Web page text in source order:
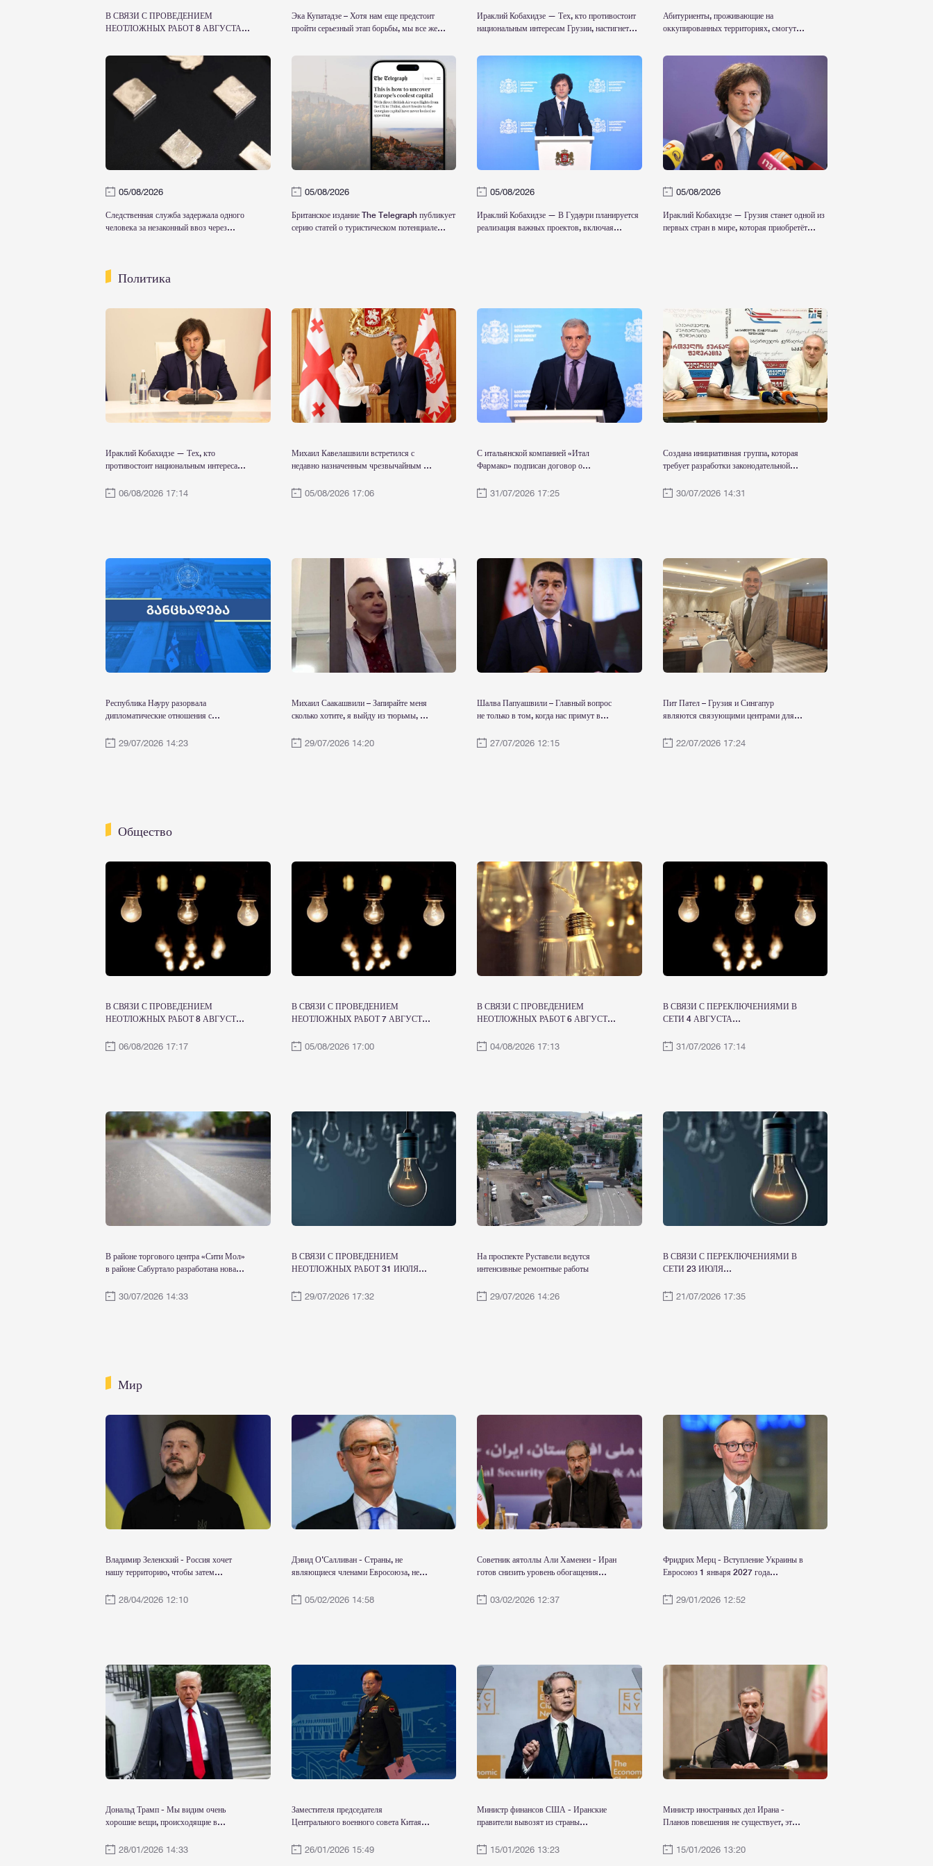
В СВЯЗИ С ПРОВЕДЕНИЕМ
НЕОТЛОЖНЫХ РАБОТ 8 АВГУСТА
ВРЕМЕННО ОГРАНИЧЕНО
Эка Купатадзе – Хотя нам еще предстоит
пройти серьезный этап борьбы, мы все же
восстановлена
Ираклий Кобахидзе — Тех, кто противостоит
национальным интересам Грузии, настигнет
никогда
Абитуриенты, проживающие на
оккупированных территориях, смогут
национальных экзаменов и обучаться за счет
05/08/2026
Следственная служба задержала одного
человека за незаконный ввоз через
05/08/2026
Британское издание The Telegraph публикует
серию статей о туристическом потенциале
05/08/2026
Ираклий Кобахидзе — В Гудаури планируется
реализация важных проектов, включая
05/08/2026
Ираклий Кобахидзе — Грузия станет одной из
первых стран в мире, которая приобретёт
Политика
Ираклий Кобахидзе — Тех, кто
противостоит национальным интересам
государство сильно как никогда
06/08/2026 17:14
Михаил Кавелашвили встретился с
недавно назначенным чрезвычайным и
Соединённых Штатах Мексики
05/08/2026 17:06
С итальянской компанией «Итал
Фармако» подписан договор о
“Дживиностат”, предназначенного для
31/07/2026 17:25
Создана инициативная группа, которая
требует разработки законодательной
героев, грузинского языка,
30/07/2026 14:31
Республика Науру разорвала
дипломатические отношения с
и Абхазией
29/07/2026 14:23
Михаил Саакашвили – Запирайте меня
сколько хотите, я выйду из тюрьмы, как
прямо из тюрьмы, вы создадите
29/07/2026 14:20
Шалва Папуашвили – Главный вопрос
не только в том, когда нас примут в
нам предлагают присоединиться, с
27/07/2026 12:15
Пит Пател – Грузия и Сингапур
являются связующими центрами для
возможность стать региональным
22/07/2026 17:24
Общество
В СВЯЗИ С ПРОВЕДЕНИЕМ
НЕОТЛОЖНЫХ РАБОТ 8 АВГУСТА
ВРЕМЕННО ОГРАНИЧЕНО
06/08/2026 17:17
В СВЯЗИ С ПРОВЕДЕНИЕМ
НЕОТЛОЖНЫХ РАБОТ 7 АВГУСТА
ВРЕМЕННО ОГРАНИЧЕНО
05/08/2026 17:00
В СВЯЗИ С ПРОВЕДЕНИЕМ
НЕОТЛОЖНЫХ РАБОТ 6 АВГУСТА
ВРЕМЕННО ОГРАНИЧЕНО
04/08/2026 17:13
В СВЯЗИ С ПЕРЕКЛЮЧЕНИЯМИ В
СЕТИ 4 АВГУСТА
ВРЕМЕННО ОГРАНИЧЕНО
31/07/2026 17:14
В районе торгового центра «Сити Мол»
в районе Сабуртало разработана новая
30/07/2026 14:33
В СВЯЗИ С ПРОВЕДЕНИЕМ
НЕОТЛОЖНЫХ РАБОТ 31 ИЮЛЯ
ВРЕМЕННО ОГРАНИЧЕНО
29/07/2026 17:32
На проспекте Руставели ведутся
интенсивные ремонтные работы
29/07/2026 14:26
В СВЯЗИ С ПЕРЕКЛЮЧЕНИЯМИ В
СЕТИ 23 ИЮЛЯ
ВРЕМЕННО ОГРАНИЧЕНО
21/07/2026 17:35
Мир
Владимир Зеленский - Россия хочет
нашу территорию, чтобы затем
всегда: часть Молдовы, части Грузии,
28/04/2026 12:10
Дэвид О'Салливан - Страны, не
являющиеся членами Евросоюза, не
ЕС 05/02/2026 14:58
Советник аятоллы Али Хаменеи - Иран
готов снизить уровень обогащения
03/02/2026 12:37
Фридрих Мерц - Вступление Украины в
Евросоюз 1 января 2027 года
29/01/2026 12:52
Дональд Трамп - Мы видим очень
хорошие вещи, происходящие в
28/01/2026 14:33
Заместителя председателя
Центрального военного совета Китая
обвиняют в утечке в США информации
26/01/2026 15:49
Министр финансов США - Иранские
правители вывозят из страны
долларов, крысы бегут с корабля
15/01/2026 13:23
Министр иностранных дел Ирана -
Планов повешения не существует, этот
15/01/2026 13:20